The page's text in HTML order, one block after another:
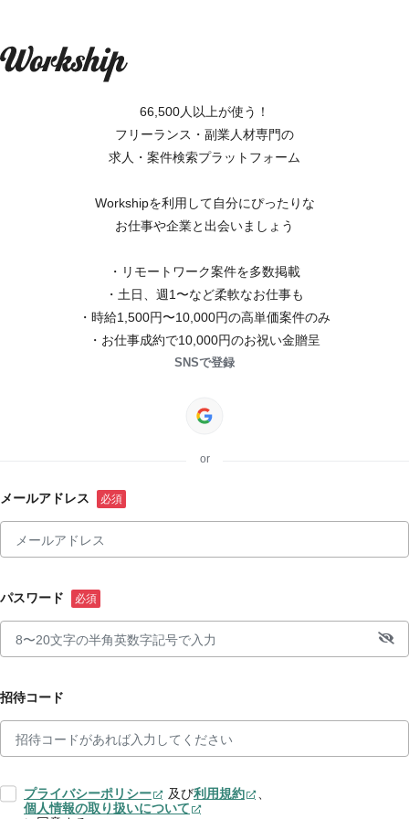
66,500人以上が使う！
フリーランス・副業人材専門の
求人・案件検索プラットフォーム
Workshipを利用して自分にぴったりな
お仕事や企業と出会いましょう
・リモートワーク案件を多数掲載
・土日、週1〜など柔軟なお仕事も
・時給1,500円〜10,000円の高単価案件のみ
・お仕事成約で10,000円のお祝い金贈呈
SNSで登録
or
メールアドレス
パスワード
招待コード
プライバシーポリシー 及び利用規約
、
個人情報の取り扱いについて